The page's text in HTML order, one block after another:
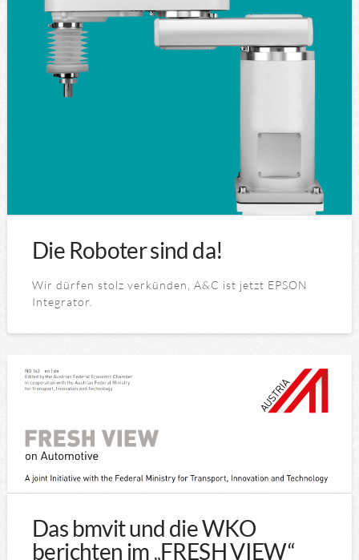
Die Roboter sind da!
Wir dürfen stolz verkünden, A&C ist jetzt EPSON
Integrator.
Das bmvit und die WKO
berichten im „FRESH VIEW“